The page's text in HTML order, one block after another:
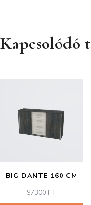
Kapcsolódó
BIG DANTE 160 CM
97300 FT